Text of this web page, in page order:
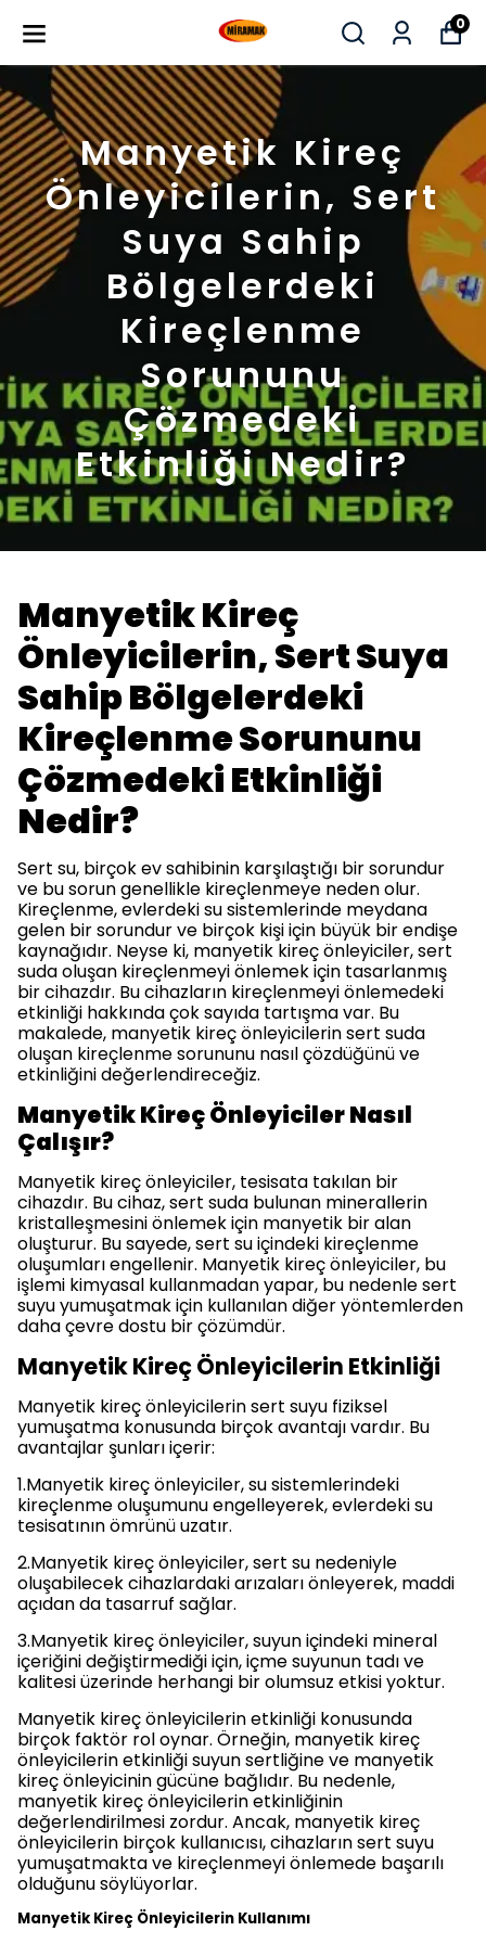
0
Manyetik Kireç
Önleyicilerin, Sert
Suya Sahip
Bölgelerdeki
Kireçlenme
Sorununu
Çözmedeki
Etkinliği Nedir?
Manyetik Kireç
Önleyicilerin, Sert Suya
Sahip Bölgelerdeki
Kireçlenme Sorununu
Çözmedeki Etkinliği
Nedir?
Sert su, birçok ev sahibinin karşılaştığı bir sorundur
ve bu sorun genellikle kireçlenmeye neden olur.
Kireçlenme, evlerdeki su sistemlerinde meydana
gelen bir sorundur ve birçok kişi için büyük bir endişe
kaynağıdır. Neyse ki, manyetik kireç önleyiciler, sert
suda oluşan kireçlenmeyi önlemek için tasarlanmış
bir cihazdır. Bu cihazların kireçlenmeyi önlemedeki
etkinliği hakkında çok sayıda tartışma var. Bu
makalede, manyetik kireç önleyicilerin sert suda
oluşan kireçlenme sorununu nasıl çözdüğünü ve
etkinliğini değerlendireceğiz.
Manyetik Kireç Önleyiciler Nasıl
Çalışır?
Manyetik kireç önleyiciler, tesisata takılan bir
cihazdır. Bu cihaz, sert suda bulunan minerallerin
kristalleşmesini önlemek için manyetik bir alan
oluşturur. Bu sayede, sert su içindeki kireçlenme
oluşumları engellenir. Manyetik kireç önleyiciler, bu
işlemi kimyasal kullanmadan yapar, bu nedenle sert
suyu yumuşatmak için kullanılan diğer yöntemlerden
daha çevre dostu bir çözümdür.
Manyetik Kireç Önleyicilerin Etkinliği
Manyetik kireç önleyicilerin sert suyu fiziksel
yumuşatma konusunda birçok avantajı vardır. Bu
avantajlar şunları içerir:
1.Manyetik kireç önleyiciler, su sistemlerindeki
kireçlenme oluşumunu engelleyerek, evlerdeki su
tesisatının ömrünü uzatır.
2.Manyetik kireç önleyiciler, sert su nedeniyle
oluşabilecek cihazlardaki arızaları önleyerek, maddi
açıdan da tasarruf sağlar.
3.Manyetik kireç önleyiciler, suyun içindeki mineral
içeriğini değiştirmediği için, içme suyunun tadı ve
kalitesi üzerinde herhangi bir olumsuz etkisi yoktur.
Manyetik kireç önleyicilerin etkinliği konusunda
birçok faktör rol oynar. Örneğin, manyetik kireç
önleyicilerin etkinliği suyun sertliğine ve manyetik
kireç önleyicinin gücüne bağlıdır. Bu nedenle,
manyetik kireç önleyicilerin etkinliğinin
değerlendirilmesi zordur. Ancak, manyetik kireç
önleyicilerin birçok kullanıcısı, cihazların sert suyu
yumuşatmakta ve kireçlenmeyi önlemede başarılı
olduğunu söylüyorlar.
Manyetik Kireç Önleyicilerin Kullanımı